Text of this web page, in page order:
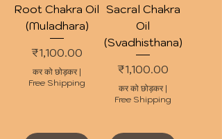
Root Chakra Oil
(Muladhara)
मूल्य
₹1,100.00
कर को छोड़कर|
Free Shipping
Sacral Chakra
Oil
(Svadhisthana)
मूल्य
₹1,100.00
कर को छोड़कर|
Free Shipping